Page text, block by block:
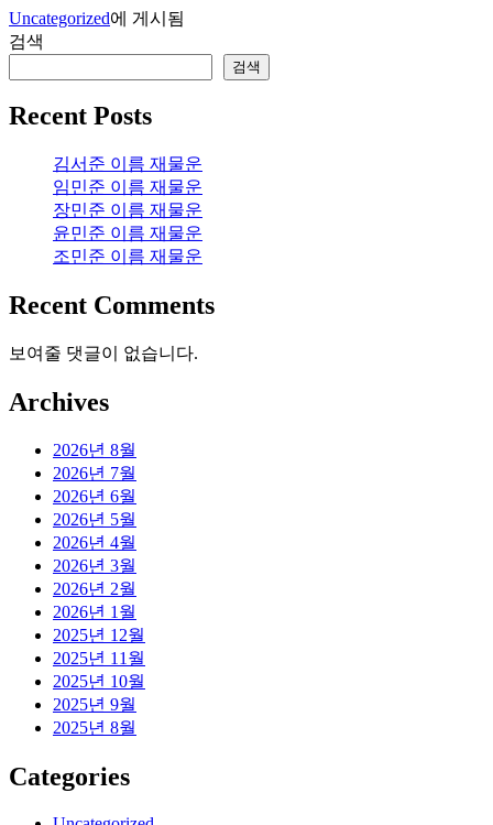
Uncategorized에 게시됨
검색
검색
Recent Posts
김서준 이름 재물운
임민준 이름 재물운
장민준 이름 재물운
윤민준 이름 재물운
조민준 이름 재물운
Recent Comments
보여줄 댓글이 없습니다.
Archives
2026년 8월
2026년 7월
2026년 6월
2026년 5월
2026년 4월
2026년 3월
2026년 2월
2026년 1월
2025년 12월
2025년 11월
2025년 10월
2025년 9월
2025년 8월
Categories